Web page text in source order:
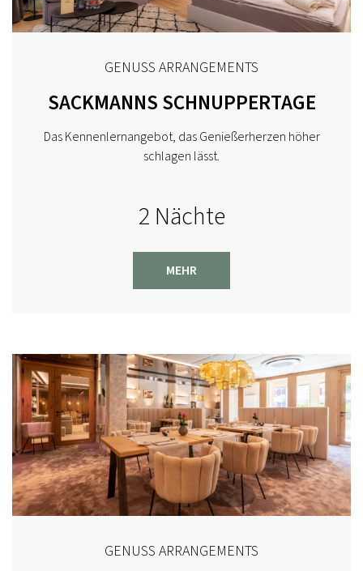
GENUSS ARRANGEMENTS
SACKMANNS SCHNUPPERTAGE
Das Kennenlernangebot, das Genießerherzen höher
schlagen lässt.
2 Nächte
MEHR
GENUSS ARRANGEMENTS
THE CHEF'S BEST
The Chef's Best - unsere Backstage Party - Jörg &
Nico Sackmann rocken samt Team unsere
Küchenwerkstatt